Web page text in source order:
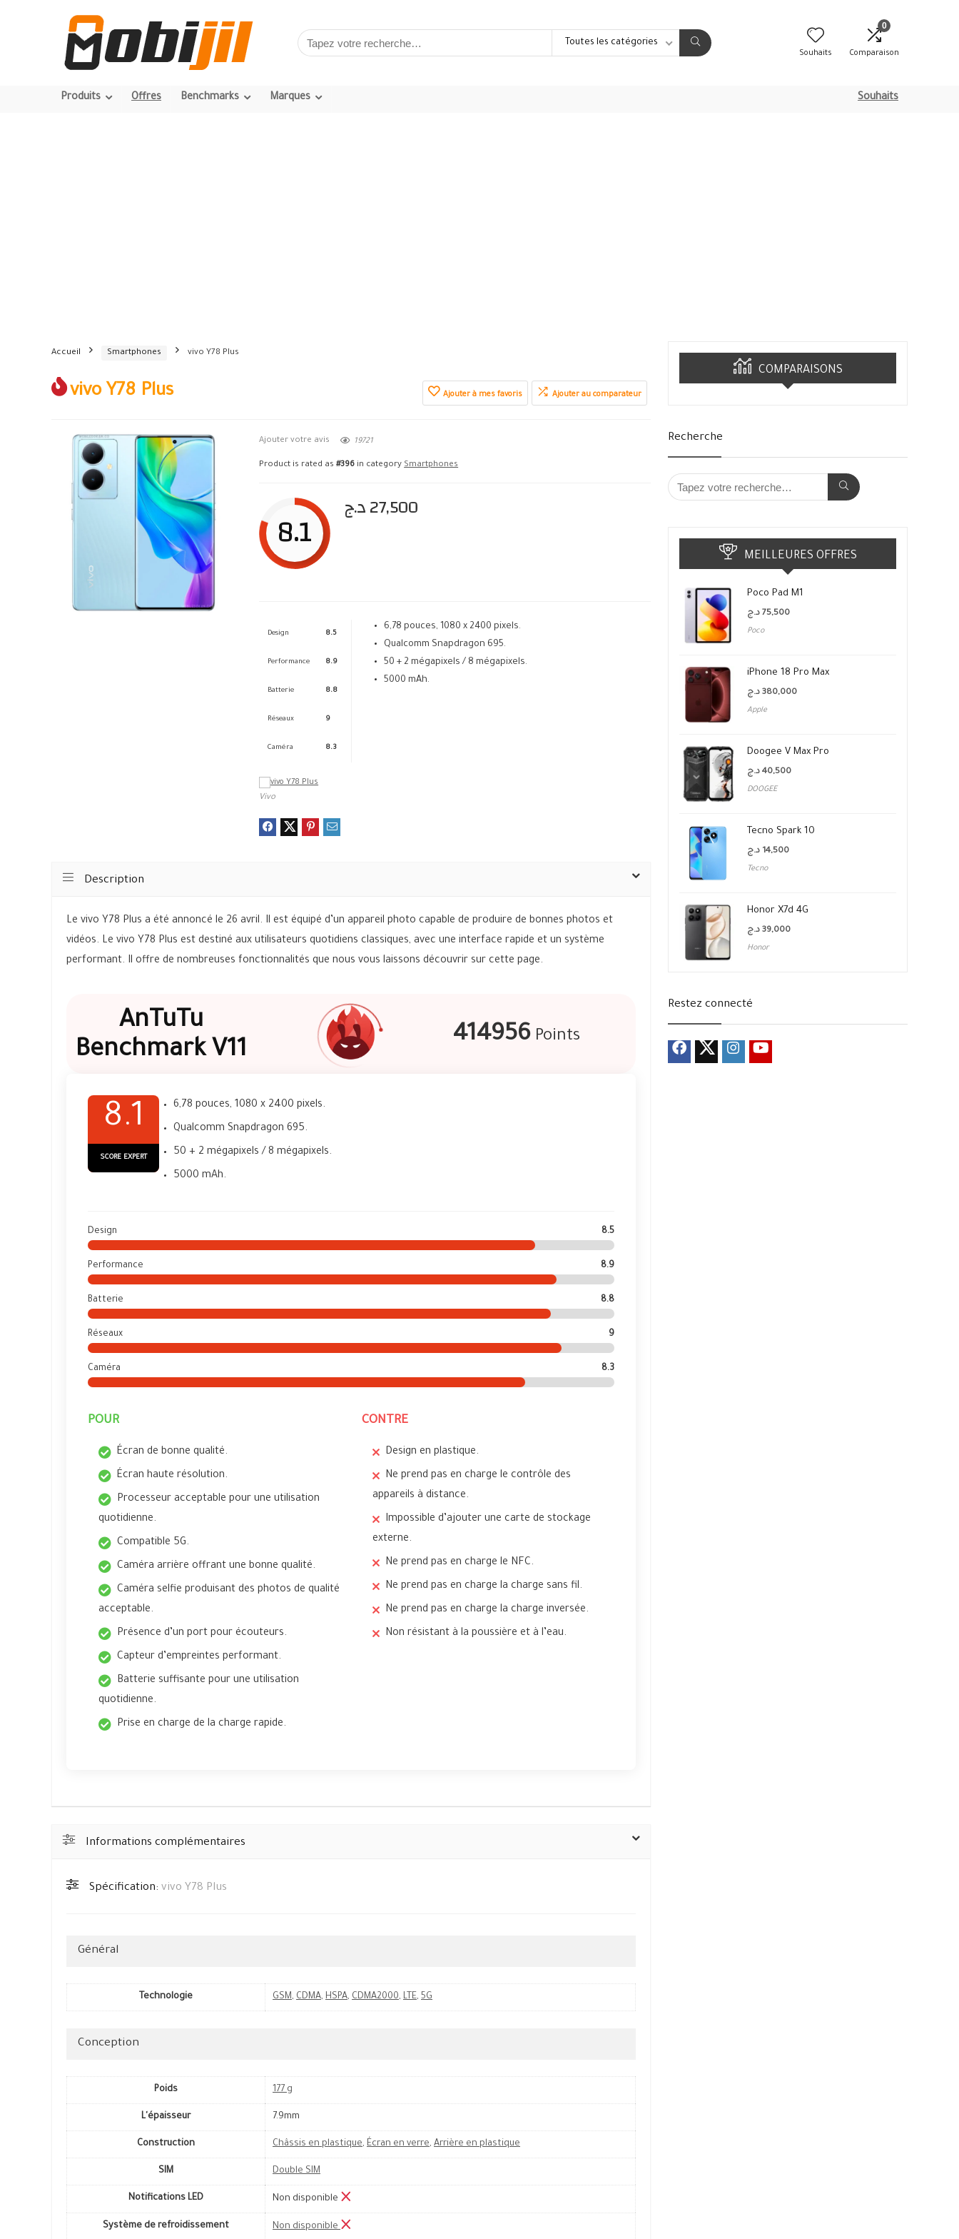
Toutes les catégories
Souhaits
0
Comparaison
Produits Offres Benchmarks Marques Souhaits
Accueil Smartphones vivo Y78 Plus
vivo Y78 Plus Ajouter à mes favoris Ajouter au comparateur
Ajouter votre avis 19721
Product is rated as#396 in categorySmartphones
8.1 27,500د.ج
Design 8.5
Performance 8.9
Batterie 8.8
Réseaux 9
Caméra 8.3
6,78 pouces, 1080 x 2400 pixels.
Qualcomm Snapdragon 695.
50 + 2 mégapixels / 8 mégapixels.
5000 mAh.
Vivo
Description
Le vivo Y78 Plus a été annoncé le 26 avril. Il est équipé d’un appareil photo capable de produire de bonnes photos et
vidéos. Le vivo Y78 Plus est destiné aux utilisateurs quotidiens classiques, avec une interface rapide et un système
performant. Il offre de nombreuses fonctionnalités que nous vous laissons découvrir sur cette page.
AnTuTu
Benchmark V11
414956Points
8.1
SCORE EXPERT
6,78 pouces, 1080 x 2400 pixels.
Qualcomm Snapdragon 695.
50 + 2 mégapixels / 8 mégapixels.
5000 mAh.
Design 8.5
Performance 8.9
Batterie 8.8
Réseaux 9
Caméra 8.3
POUR
Écran de bonne qualité.
Écran haute résolution.
Processeur acceptable pour une utilisation
quotidienne.
Compatible 5G.
Caméra arrière offrant une bonne qualité.
Caméra selfie produisant des photos de qualité
acceptable.
Présence d’un port pour écouteurs.
Capteur d’empreintes performant.
Batterie suffisante pour une utilisation
quotidienne.
Prise en charge de la charge rapide.
CONTRE
Design en plastique.
Ne prend pas en charge le contrôle des
appareils à distance.
Impossible d’ajouter une carte de stockage
externe.
Ne prend pas en charge le NFC.
Ne prend pas en charge la charge sans fil.
Ne prend pas en charge la charge inversée.
Non résistant à la poussière et à l’eau.
Informations complémentaires
Spécification: vivo Y78 Plus
Général
Technologie GSM, CDMA, HSPA, CDMA2000, LTE, 5G
Conception
Poids 177 g
L'épaisseur 7.9mm
Construction Châssis en plastique, Écran en verre, Arrière en plastique
SIM Double SIM
Notifications LED Non disponible
Système de refroidissement Non disponible
COMPARAISONS
Recherche
MEILLEURES OFFRES
Poco Pad M1
75,500 د.ج
Poco
iPhone 18 Pro Max
380,000 د.ج
Apple
Doogee V Max Pro
40,500 د.ج
DOOGEE
Tecno Spark 10
14,500 د.ج
Tecno
Honor X7d 4G
39,000 د.ج
Honor
Restez connecté